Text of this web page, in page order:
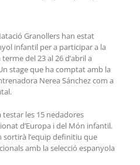
Granollers han estat
infantil per a participar a la
del 23 al 26 d’abril a
stage que ha comptat amb la
Nerea Sánchez com a
les 15 nedadores
d’Europa i del Món infantil.
sortirà l’equip definitiu que
amb la selecció espanyola